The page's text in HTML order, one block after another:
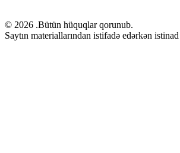
© 2026 .Bütün hüquqlar qorunub.
Saytın materiallarından istifadə edərkən